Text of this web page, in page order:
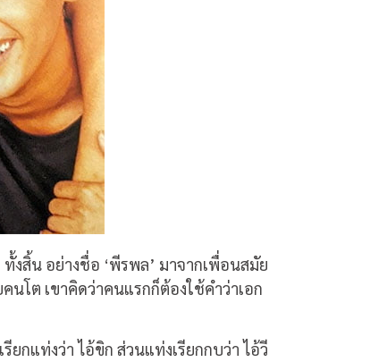
งสิ้น อย่างชื่อ ‘พีรพล’ มาจากเพื่อนสมัย
โต เขาคิดว่าคนแรกก็ต้องใช้คำว่าเอก
กแท่งว่า ไอ้ขิก ส่วนแท่งเรียกกบว่า ไอ้วี